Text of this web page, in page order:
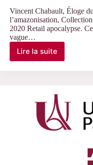
Vincent Chabault, Éloge
l’amazonisation,
2020 Retail apocalypse.
vague…
Lire la suite
Éloge
l’amazonisation